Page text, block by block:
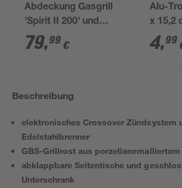
Abdeckung Gasgrill
'Spirit II 200' und
'Spirit E-210' schwarz
45,2 x 106,7 x 121,9
79,99 €
Alu-
x 15,2
4,99
Beschreibung
elektronisches Crossover Zündsystem
Edelstahlbrenner
GBS-Grillrost aus porzellanemalliertem
abklappbare Seitentische und
Unterschrank